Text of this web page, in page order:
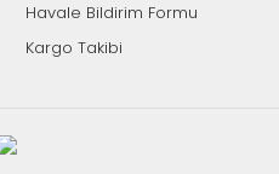
Havale Bildirim Formu
Kargo Takibi